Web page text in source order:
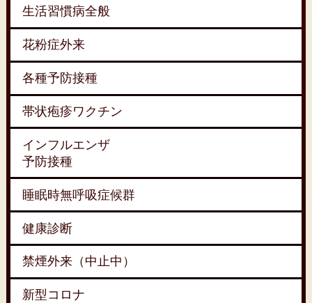
生活習慣病全般
花粉症外来
各種予防接種
帯状疱疹ワクチン
インフルエンザ
予防接種
睡眠時無呼吸症候群
健康診断
禁煙外来（中止中）
新型コロナ